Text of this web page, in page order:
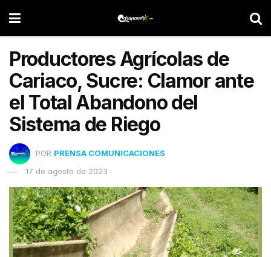
Productores Agrícolas de
Cariaco, Sucre: Clamor ante
el Total Abandono del
Sistema de Riego
POR PRENSA COMUNICACIONES
17 de agosto de 2023